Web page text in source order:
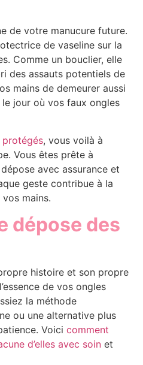
de votre manucure future.
de vaseline sur la
Comme un bouclier, elle
des assauts potentiels de
mains de demeurer aussi
jour où vos faux ongles
, vous voilà à
Vous êtes prête à
avec assurance et
geste contribue à la
vos mains.
dépose des
histoire et son propre
de vos ongles
la méthode
ou une alternative plus
Voici comment
d’elles avec soin et